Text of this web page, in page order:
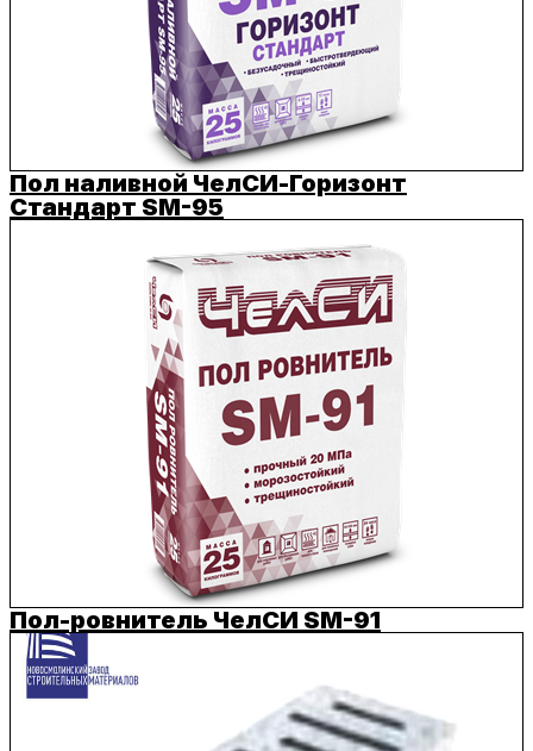
Пол наливной ЧелСИ-Горизонт
Стандарт SM-95
Пол-ровнитель ЧелСИ SM-91